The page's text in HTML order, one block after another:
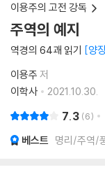
이용주의 고전 강독
주역의 예지
역경의 64괘 읽기
양
이용주 저
이학사
2021.10.30.
7.3 6
베스트 명리/주역/